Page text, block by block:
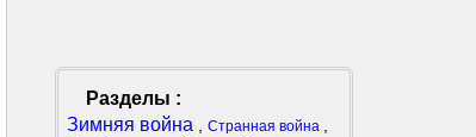
Разделы :
Зимняя война
Странная война